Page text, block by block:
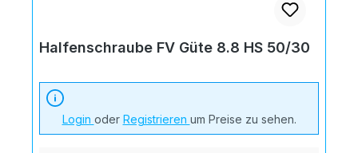
Halfenschraube FV Güte 8.8 HS 50/30
Login oder Registrieren um Preise zu sehen.